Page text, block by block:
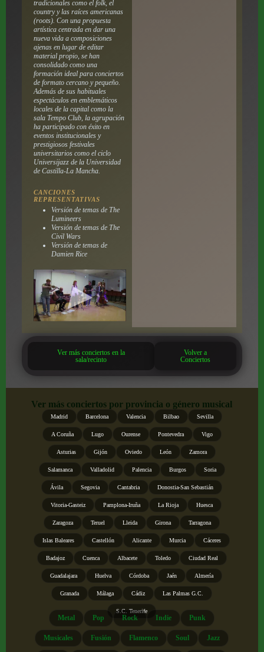
tradicionales como el folk, el
country y las raíces americanas
(roots). Con una propuesta
artística centrada en dar una
nueva vida a composiciones
ajenas en lugar de editar
material propio, se han
consolidado como una
formación ideal para conciertos
de formato cercano y pequeño.
Además de sus habituales
espectáculos en emblemáticos
locales de la capital como la
sala Tempo Club, la agrupación
ha participado con éxito en
eventos institucionales y
prestigiosos festivales
universitarios como el ciclo
Universijazz de la Universidad
de Castilla-La Mancha.
CANCIONES
REPRESENTATIVAS
Versión de temas de The
Lumineers
Versión de temas de The
Civil Wars
Versión de temas de
Damien Rice
Ver más conciertos en la
sala/recinto
Volver a
Conciertos
Ver más conciertos por provincia o género musical
Madrid Barcelona Valencia Bilbao Sevilla
A Coruña Lugo Ourense Pontevedra Vigo
Asturias Gijón Oviedo León Zamora
Salamanca Valladolid Palencia Burgos Soria
Ávila Segovia Cantabria Donostia-San Sebastián
Vitoria-Gasteiz Pamplona-Iruña La Rioja Huesca
Zaragoza Teruel Lleida Girona Tarragona
Islas Baleares Castellón Alicante Murcia Cáceres
Badajoz Cuenca Albacete Toledo Ciudad Real
Guadalajara Huelva Córdoba Jaén Almería
Granada Málaga Cádiz Las Palmas G.C.
S.C. Tenerife
Metal Pop Rock Indie Punk
Musicales Fusión Flamenco Soul Jazz